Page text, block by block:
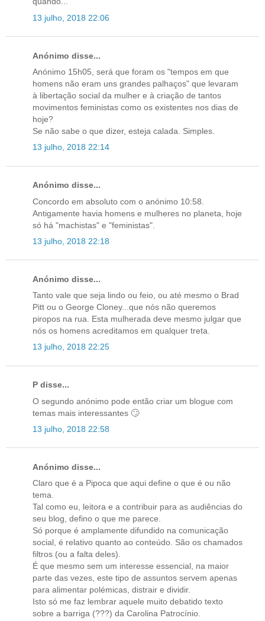
13 julho, 2018 22:06
Anónimo disse...
Anónimo 15h05, será que foram os "tempos em que
homens não eram uns grandes palhaços" que levaram
à libertação social da mulher e à criação de tantos
movimentos feministas como os existentes nos dias de
hoje?
Se não sabe o que dizer, esteja calada. Simples.
13 julho, 2018 22:14
Anónimo disse...
Concordo em absoluto com o anónimo 10:58.
Antigamente havia homens e mulheres no planeta, hoje
só há "machistas" e "feministas".
13 julho, 2018 22:18
Anónimo disse...
Tanto vale que seja lindo ou feio, ou até mesmo o Brad
Pitt ou o George Cloney...que nós não queremos
piropos na rua. Esta mulherada deve mesmo julgar que
nós os homens acreditamos em qualquer treta.
13 julho, 2018 22:25
P disse...
O segundo anónimo pode então criar um blogue com
temas mais interessantes 🙄
13 julho, 2018 22:58
Anónimo disse...
Claro que é a Pipoca que aqui define o que é ou não
tema.
Tal como eu, leitora e a contribuir para as audiências do
seu blog, defino o que me parece.
Só porque é amplamente difundido na comunicação
social, é relativo quanto ao conteúdo. São os chamados
filtros (ou a falta deles).
É que mesmo sem um interesse essencial, na maior
parte das vezes, este tipo de assuntos servem apenas
para alimentar polémicas, distrair e dividir.
Isto só me faz lembrar aquele muito debatido texto
sobre a barriga (???) da Carolina Patrocínio.